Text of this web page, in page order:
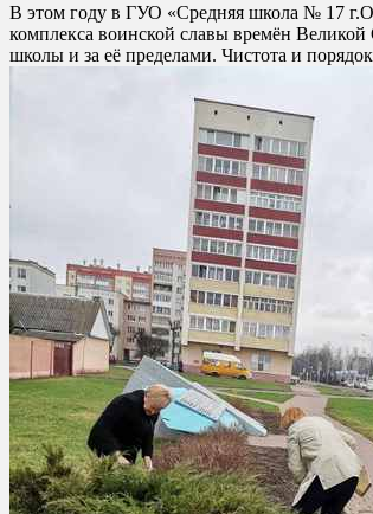
В этом году в ГУО «Средняя школа № 17
комплекса воинской славы времён
школы и за её пределами. Чистота и